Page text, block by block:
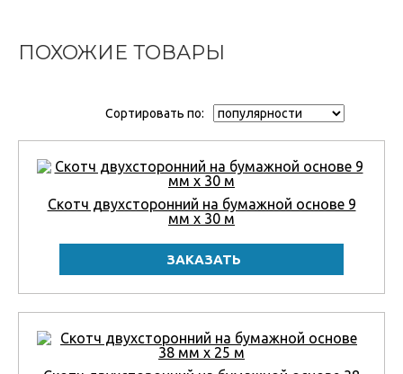
ПОХОЖИЕ ТОВАРЫ
Сортировать по:
Скотч двухсторонний на бумажной основе 9
мм x 30 м